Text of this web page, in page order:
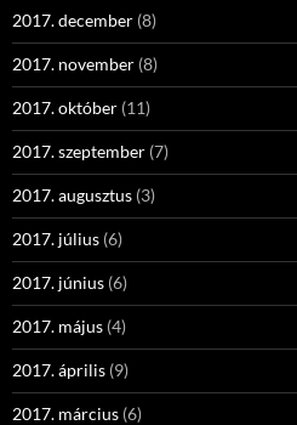
2017. december (8)
2017. november (8)
2017. október (11)
2017. szeptember (7)
2017. augusztus (3)
2017. július (6)
2017. június (6)
2017. május (4)
2017. április (9)
2017. március (6)